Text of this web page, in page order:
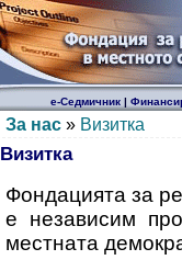
е-Седмичник|
За нас» Визитка
Визитка
Фондацията за
е независим
местната